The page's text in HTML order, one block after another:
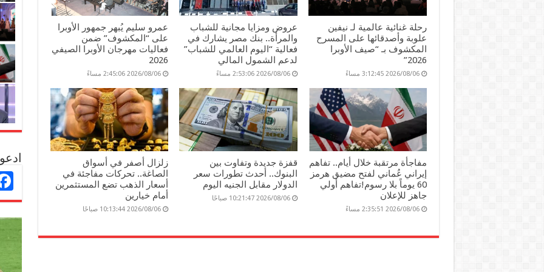
رحلة غنائية عالمية لـ نيفين
علوبة وأصدقائها على المسرح
المكشوف بـ “صيف الأوبرا
2026”
2026/08/06 3:12:45 مساءً
عروض ومزايا مجانية للشباب
والمرأة.. بنك مصر يشارك في
فعالية “اليوم العالمي للشباب”
لدعم الشمول المالي
2026/08/06 2:53:06 مساءً
عمرو سليم يُبهر جمهور الأوبرا
على “المكشوف” ضمن
فعاليات مهرجان الأوبرا الصيفي
2026
2026/08/06 2:45:06 مساءً
مفاجأة مرتقبة خلال أيام.. تفاهم
إيراني عُماني لفتح مضيق هرمز
60 يوماً بلا رسوم!تفاهم أولي
جاهز للإعلان
2026/08/06 2:35:51 مساءً
قفزة جديدة وتفاوت بين
البنوك.. أحدث تطورات سعر
الدولار مقابل الجنيه اليوم
2026/08/06 10:21:47 صباحًا
زلزال أصفر في أسواق
الصاغة.. تحركات مفاجئة في
أسعار الذهب تضع المستثمرين
أمام خيارين
2026/08/06 10:13:44 صباحًا